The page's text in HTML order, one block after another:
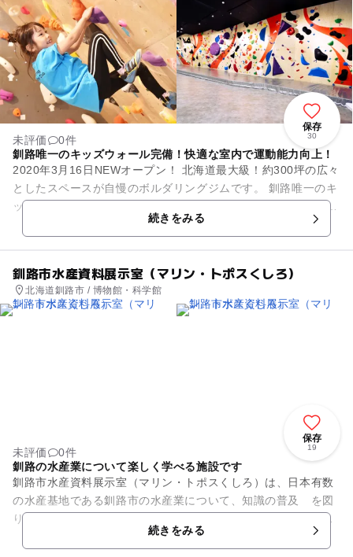
保存
30
未評価
0件
釧路唯一のキッズウォール完備！快適な室内で運動能力向上！
2020年3月16日NEWオープン！ 北海道最大級！約300坪の広々
としたスペースが自慢のボルダリングジムです。 釧路唯一のキ
ッズウォールだけでなく、大人の方向けもあるため、 ご家族で
続きをみる
釧路市水産資料展示室（マリン・トポスくしろ）
北海道釧路市 / 博物館・科学館
保存
19
未評価
0件
釧路の水産業について楽しく学べる施設です
釧路市水産資料展示室（マリン・トポスくしろ）は、日本有数
の水産基地である釧路市の水産業について、知識の普及 を図
り、及び認識を深めるとともに、その振興に資するために設置
された施設です。 実際に...続きをみる